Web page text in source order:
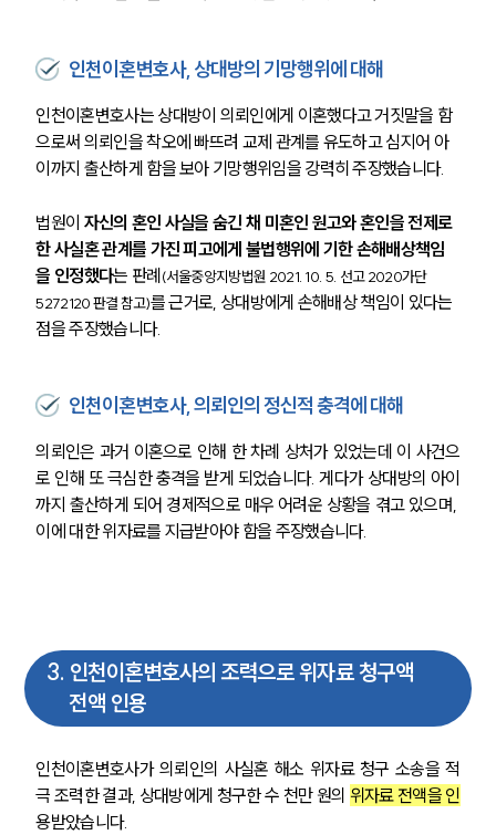
인천이혼변호사, 상대방의 기망행위에 대해
인천이혼변호사는 상대방이 의뢰인에게 이혼했다고 거짓말을 함
으로써 의뢰인을 착오에 빠뜨려 교제 관계를 유도하고 심지어 아
이까지 출산하게 함을 보아 기망행위임을 강력히 주장했습니다.
법원이 자신의 혼인 사실을 숨긴 채 미혼인 원고와 혼인을 전제로
한 사실혼 관계를 가진 피고에게 불법행위에 기한 손해배상책임
을 인정했다는 판례(서울중앙지방법원 2021. 10. 5. 선고 2020가단
5272120 판결 참고)를 근거로, 상대방에게 손해배상 책임이 있다는
점을 주장했습니다.
인천이혼변호사, 의뢰인의 정신적 충격에 대해
의뢰인은 과거 이혼으로 인해 한 차례 상처가 있었는데 이 사건으
로 인해 또 극심한 충격을 받게 되었습니다. 게다가 상대방의 아이
까지 출산하게 되어 경제적으로 매우 어려운 상황을 겪고 있으며,
이에 대한 위자료를 지급받아야 함을 주장했습니다.
3. 인천이혼변호사의 조력으로 위자료 청구액
전액 인용
인천이혼변호사가 의뢰인의 사실혼 해소 위자료 청구 소송을 적
극 조력한 결과, 상대방에게 청구한 수 천만 원의 위자료 전액을 인
용받았습니다.